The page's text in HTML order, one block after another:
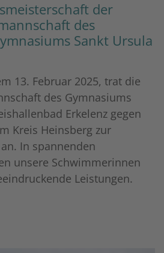
der
des
Sankt Ursula
13. Februar 2025, trat die
des Gymnasiums
Erkelenz gegen
Kreis Heinsberg zur
In spannenden
unsere Schwimmerinnen
Leistungen.